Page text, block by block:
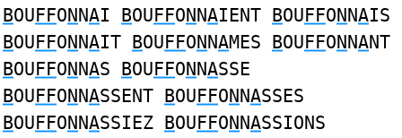
BOUFFONNAI BOUFFONNAIENT BOUFFONNAIS
BOUFFONNAIT BOUFFONNAMES BOUFFONNANT
BOUFFONNAS BOUFFONNASSE
BOUFFONNASSENT BOUFFONNASSES
BOUFFONNASSIEZ BOUFFONNASSIONS